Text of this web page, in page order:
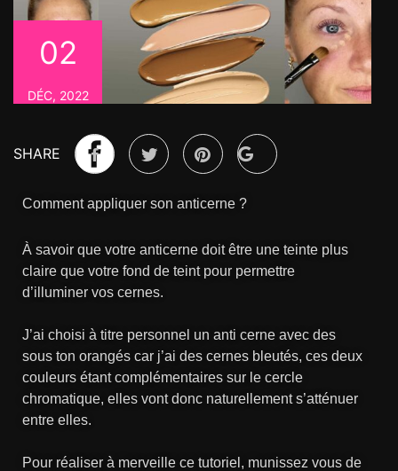
02
DÉC, 2022
SHARE
Comment appliquer son anticerne ?
À savoir que votre anticerne doit être une teinte plus
claire que votre fond de teint pour permettre
d’illuminer vos cernes.
J’ai choisi à titre personnel un anti cerne avec des
sous ton orangés car j’ai des cernes bleutés, ces deux
couleurs étant complémentaires sur le cercle
chromatique, elles vont donc naturellement s’atténuer
entre elles.
Pour réaliser à merveille ce tutoriel, munissez vous de